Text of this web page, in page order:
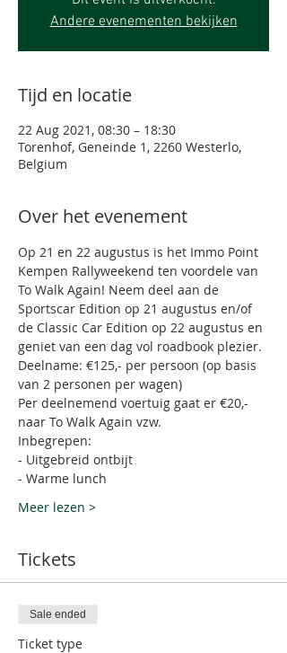
Andere evenementen bekijken
Tijd en locatie
22 Aug 2021, 08:30 – 18:30
Torenhof, Geneinde 1, 2260 Westerlo,
Belgium
Over het evenement
Op 21 en 22 augustus is het Immo Point
Kempen Rallyweekend ten voordele van
To Walk Again! Neem deel aan de
Sportscar Edition op 21 augustus en/of
de Classic Car Edition op 22 augustus en
geniet van een dag vol roadbook plezier.
Deelname: €125,- per persoon (op basis
van 2 personen per wagen)
Per deelnemend voertuig gaat er €20,-
naar To Walk Again vzw.
Inbegrepen:
- Uitgebreid ontbijt
- Warme lunch
Meer lezen >
Tickets
Sale ended
Ticket type